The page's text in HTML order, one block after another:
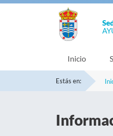
Inicio
Estás en: